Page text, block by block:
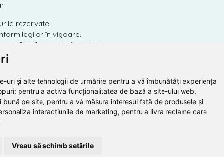
uri și alte tehnologii de urmărire pentru a vă îmbunătăți experiența
pentru a activa funcționalitatea de bază a site-ului web,
bună pe site, pentru a vă măsura interesul față de produsele și
interacțiunile de marketing, pentru a livra reclame care
Vreau să schimb setările
rezervate.
legilor în vigoare.
Certificare ISO/IEC 27001.